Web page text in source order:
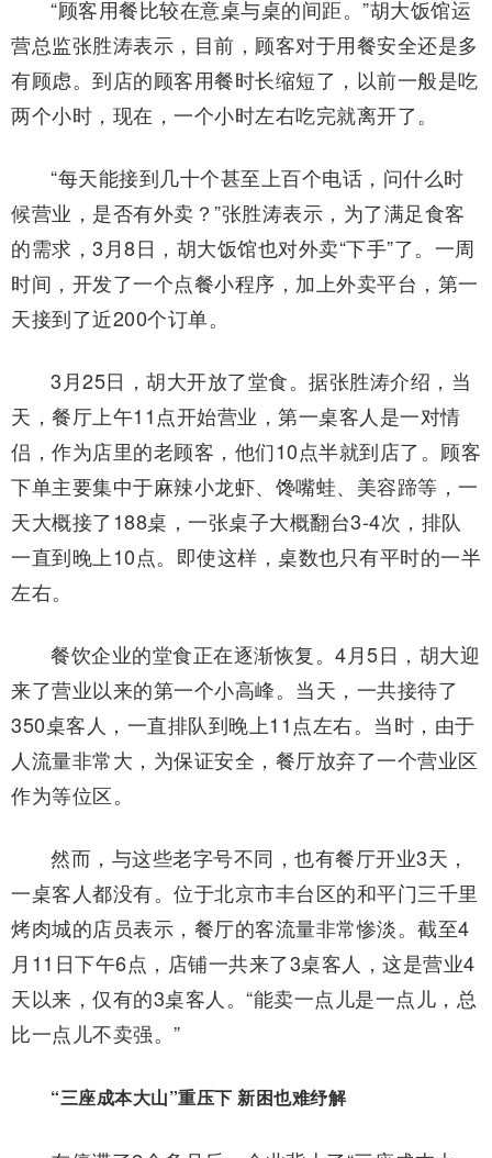
“顾客用餐比较在意桌与桌的间距。”胡大饭馆运
营总监张胜涛表示，目前，顾客对于用餐安全还是多
有顾虑。到店的顾客用餐时长缩短了，以前一般是吃
两个小时，现在，一个小时左右吃完就离开了。
“每天能接到几十个甚至上百个电话，问什么时
候营业，是否有外卖？”张胜涛表示，为了满足食客
的需求，3月8日，胡大饭馆也对外卖“下手”了。一周
时间，开发了一个点餐小程序，加上外卖平台，第一
天接到了近200个订单。
3月25日，胡大开放了堂食。据张胜涛介绍，当
天，餐厅上午11点开始营业，第一桌客人是一对情
侣，作为店里的老顾客，他们10点半就到店了。顾客
下单主要集中于麻辣小龙虾、馋嘴蛙、美容蹄等，一
天大概接了188桌，一张桌子大概翻台3-4次，排队
一直到晚上10点。即使这样，桌数也只有平时的一半
左右。
餐饮企业的堂食正在逐渐恢复。4月5日，胡大迎
来了营业以来的第一个小高峰。当天，一共接待了
350桌客人，一直排队到晚上11点左右。当时，由于
人流量非常大，为保证安全，餐厅放弃了一个营业区
作为等位区。
然而，与这些老字号不同，也有餐厅开业3天，
一桌客人都没有。位于北京市丰台区的和平门三千里
烤肉城的店员表示，餐厅的客流量非常惨淡。截至4
月11日下午6点，店铺一共来了3桌客人，这是营业4
天以来，仅有的3桌客人。“能卖一点儿是一点儿，总
比一点儿不卖强。”
“三座成本大山”重压下 新困也难纾解